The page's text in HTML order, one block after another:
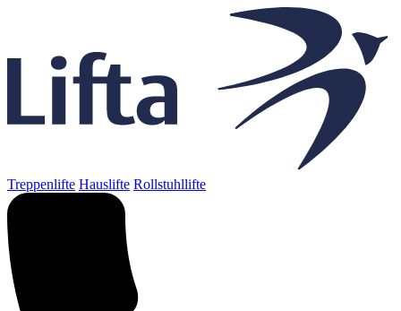
Treppenlifte Hauslifte Rollstuhllifte